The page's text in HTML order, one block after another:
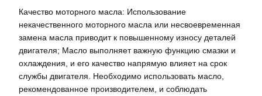
Качество моторного масла: Использование
некачественного моторного масла или несвоевременная
замена масла приводит к повышенному износу деталей
двигателя; Масло выполняет важную функцию смазки и
охлаждения, и его качество напрямую влияет на срок
службы двигателя. Необходимо использовать масло,
рекомендованное производителем, и соблюдать